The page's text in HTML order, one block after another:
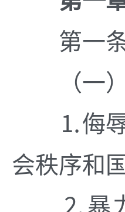
第一条
（一）
⒈侮辱、
会秩序和
⒉暴力